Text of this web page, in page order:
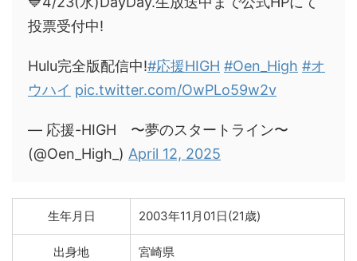
投票受付中!
Hulu完全版配信中!#応援HIGH #Oen_High #オ
ウハイ pic.twitter.com/OwPLo59w2v
— 応援-HIGH 〜夢のスタートライン〜
(@Oen_High_) April 12, 2025
生年月日 2003年11月01日(21歳)
出身地 宮崎県